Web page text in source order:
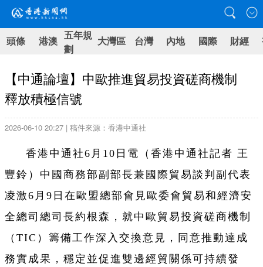
頭條 港澳 五年規
劃
大灣區 台灣 內地 國際 財經
【中通論壇】中歐推進貿易投資磋商機制
釋放積極信號
2026-06-10 20:27 | 稿件來源：香港中通社
香港中通社6月10日電（香港中通社記者 王
豐鈴）中國商務部副部長兼國際貿易談判副代表
凌激6月9日在歐盟總部會見歐委會貿易和經濟安
全總司總司長約根森，就中歐貿易投資磋商機制
（TIC）籌備工作深入交換意見，同意推動達成
務實成果，穩定並促進雙邊經貿關係可持續發